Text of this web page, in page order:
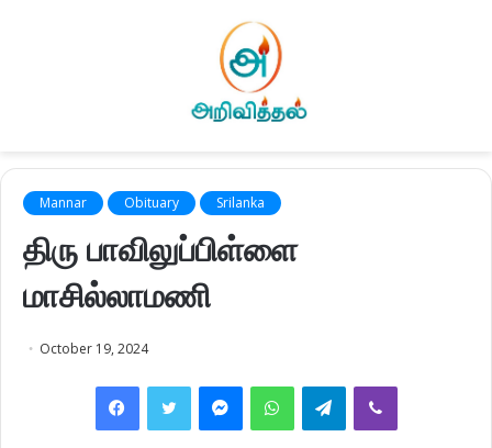
Mannar Obituary Srilanka
திரு பாவிலுப்பிள்ளை
மாசில்லாமணி
October 19, 2024
FacebookTwitter MessengerWhatsAppTelegramViber